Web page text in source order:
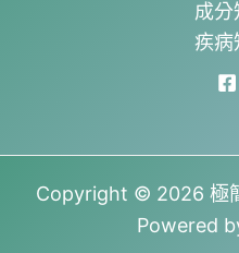
成分
疾病
Copyright © 2026 極
Powered